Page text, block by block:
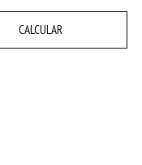
CALCULAR